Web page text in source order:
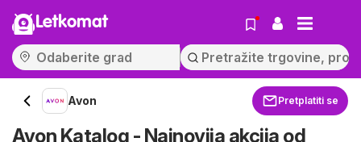
Letkomat
Avon Pretplatiti se
Avon Katalog - Najnovija akcija od